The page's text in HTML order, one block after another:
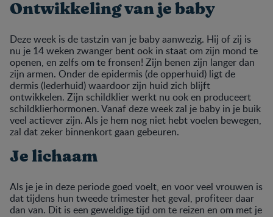
Ontwikkeling van je baby
Deze week is de tastzin van je baby aanwezig. Hij of zij is
nu je 14 weken zwanger bent ook in staat om zijn mond te
openen, en zelfs om te fronsen! Zijn benen zijn langer dan
zijn armen. Onder de epidermis (de opperhuid) ligt de
dermis (lederhuid) waardoor zijn huid zich blijft
ontwikkelen. Zijn schildklier werkt nu ook en produceert
schildklierhormonen. Vanaf deze week zal je baby in je buik
veel actiever zijn. Als je hem nog niet hebt voelen bewegen,
zal dat zeker binnenkort gaan gebeuren.
Je lichaam
Als je je in deze periode goed voelt, en voor veel vrouwen is
dat tijdens hun tweede trimester het geval, profiteer daar
dan van. Dit is een geweldige tijd om te reizen en om met je